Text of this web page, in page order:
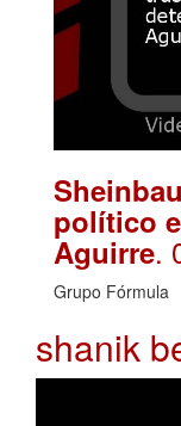
político
Aguirre.
Grupo Fórmula
shanik